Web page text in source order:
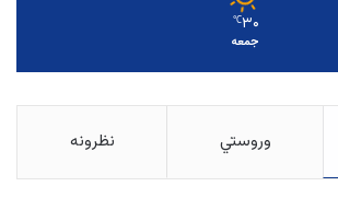
۳۰℃
جمعه
وروستي نظرونه